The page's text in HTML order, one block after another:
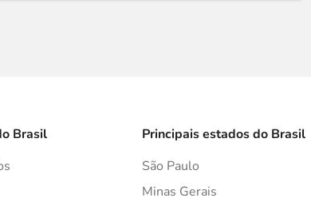
Brasil
Principais estados do Brasil
São Paulo
Minas Gerais